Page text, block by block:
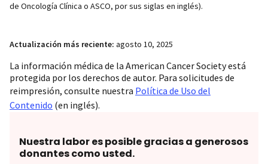
de Oncología Clínica o ASCO, por sus siglas en inglés).
Actualización más reciente: agosto 10, 2025
La información médica de la American Cancer Society está
protegida por los derechos de autor. Para solicitudes de
reimpresión, consulte nuestra Política de Uso del
Contenido (en inglés).
Nuestra labor es posible gracias a generosos
donantes como usted.